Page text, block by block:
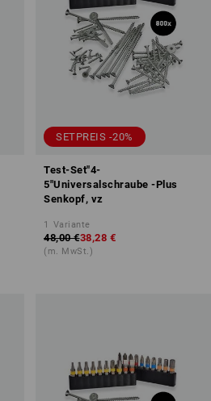
SETPREIS -20%
Test-Set"4-
5"Universalschraube -Plus
Senkopf, vz
1 Variante
48,00 €38,28 €
(m. MwSt.)